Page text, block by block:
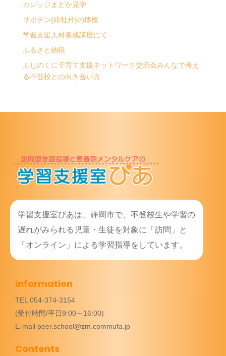
カレッジまどか見学
サボテン(緋牡丹)の移植
学習支援人材養成講座にて
ふるさと納税
ふじのくに子育て支援ネットワーク交流会みんなで考え
る不登校との向き合い方
学習支援室ぴあは、静岡市で、不登校生や学習の
遅れがみられる児童・生徒を対象に「訪問」と
「オンライン」による学習指導をしています。
information
TEL 054-374-3154
(受付時間/平日9:00～16:00)
E-mail peer.school@zm.commufa.jp
Contents